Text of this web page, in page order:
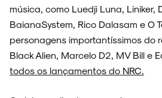
música, como Luedji Luna, Liniker,
BaianaSystem, Rico Dalasam e O
personagens importantíssimos do
Black Alien, Marcelo D2, MV Bill e
todos os lançamentos do NRC.